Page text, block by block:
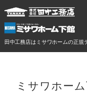
田中工務店はミサワホームの正規
ミサワホー